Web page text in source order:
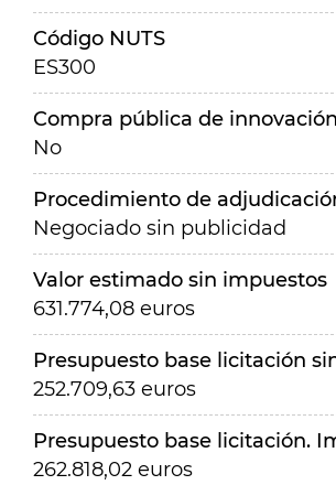
Código NUTS
ES300
Compra pública de innovación
No
Procedimiento de
Negociado sin publicidad
Valor estimado sin impuestos
631.774,08 euros
Presupuesto base licitación
252.709,63 euros
Presupuesto base licitación.
262.818,02 euros